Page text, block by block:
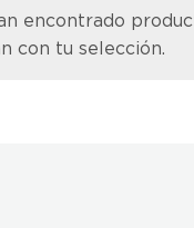
encontrado
con tu selección.